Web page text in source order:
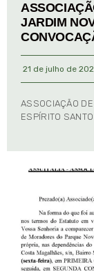
JARDIM
21 de julho de
ASSOCIAÇÃO
ESPÍRITO